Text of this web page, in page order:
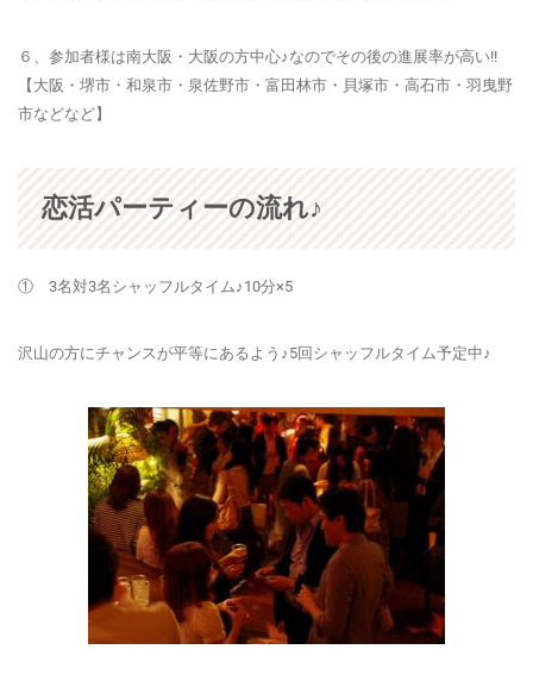
６、参加者様は南大阪・大阪の方中心♪なのでその後の進展率が高い!!
【大阪・堺市・和泉市・泉佐野市・富田林市・貝塚市・高石市・羽曳野
市などなど】
恋活パーティーの流れ♪
① 3名対3名シャッフルタイム♪10分×5
沢山の方にチャンスが平等にあるよう♪5回シャッフルタイム予定中♪